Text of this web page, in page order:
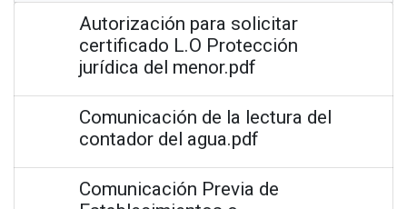
Autorización para solicitar
certificado L.O Protección
jurídica del menor.pdf
Comunicación de la lectura del
contador del agua.pdf
Comunicación Previa de